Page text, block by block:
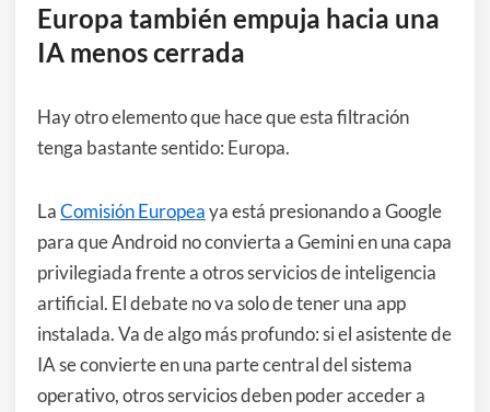
Europa también empuja hacia una
IA menos cerrada
Hay otro elemento que hace que esta filtración
tenga bastante sentido: Europa.
LaComisión Europeaya está presionando a Google
para que Android no convierta a Gemini en una capa
privilegiada frente a otros servicios de inteligencia
artificial. El debate no va solo de tener una app
instalada. Va de algo más profundo: si el asistente de
IA se convierte en una parte central del sistema
operativo, otros servicios deben poder acceder a